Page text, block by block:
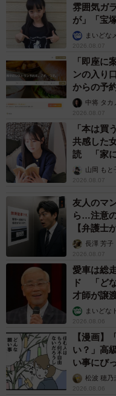
雰囲気ガ
が」「宝
まいどな
2026.08.07
「即座に
ンの入り
からの予
中将 タカ
2026.08.07
「本は買
共感した
読 「家に
山岡 もと
2026.08.07
友人のマ
ら…注意
【弁護士
長澤 芳子
2026.08.07
愛車は総
ド 「ど
才師が譲
まいどな
2026.08.06
【漫画】
い？」高
い事にび
松波 穂乃
2026.08.06